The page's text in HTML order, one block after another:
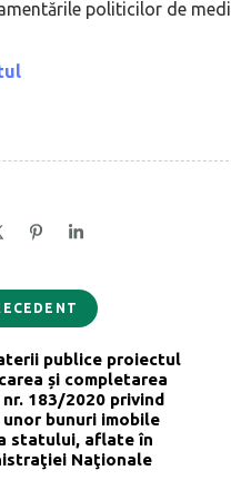
politicilor de
publice proiectul
și completarea
183/2020 privind
bunuri imobile
statului, aflate în
Naţionale